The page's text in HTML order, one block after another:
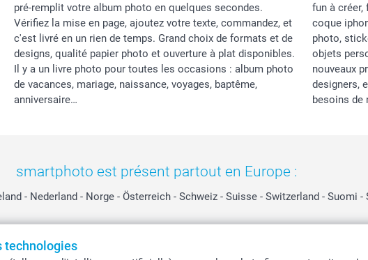
technologies
pré-remplit votre album photo en quelques secondes.
Vérifiez la mise en page, ajoutez votre texte, commandez, et
c'est livré en un rien de temps. Grand choix de formats et de
designs, qualité papier photo et ouverture à plat disponibles.
Il y a un livre photo pour toutes les occasions : album photo
de vacances, mariage, naissance, voyages, baptême,
anniversaire…
fun à
coque
photo,
objets
nouveaux
designers,
besoins de
smartphoto est présent partout en Europe :
- Nederland - Norge - Österreich - Schweiz - Suisse - Switzerland - Suomi -
Tous les prix sont en EURO (€), TVA incluse et hors frais de port.